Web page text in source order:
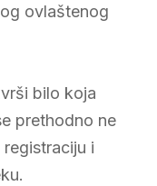
ovlaštenog
bilo koja
prethodno ne
i